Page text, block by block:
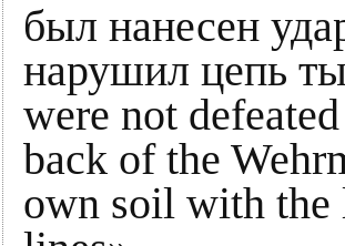
был нанесен
нарушил цепь
were not
back of the
own soil with the